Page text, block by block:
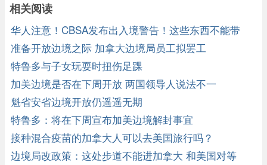
相关阅读
华人注意！CBSA发布出入境警告！这些东西不能带
准备开放边境之际 加拿大边境局员工拟罢工
特鲁多与子女玩耍时扭伤足踝
加美边境是否在下周开放 两国领导人说法不一
魁省安省边境开放仍遥遥无期
特鲁多：将在下周宣布加美边境解封事宜
接种混合疫苗的加拿大人可以去美国旅行吗？
边境局改政策：这处步道不能进加拿大 和美国对等